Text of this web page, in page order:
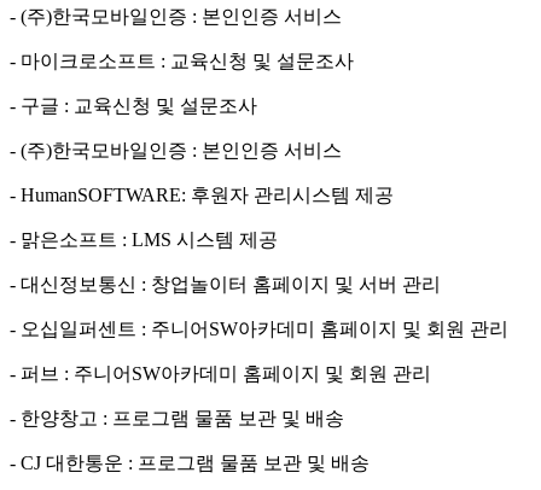
- (주)한국모바일인증 : 본인인증 서비스
- 마이크로소프트 : 교육신청 및 설문조사
- 구글 : 교육신청 및 설문조사
- (주)한국모바일인증 : 본인인증 서비스
- HumanSOFTWARE: 후원자 관리시스템 제공
- 맑은소프트 : LMS 시스템 제공
- 대신정보통신 : 창업놀이터 홈페이지 및 서버 관리
- 오십일퍼센트 : 주니어SW아카데미 홈페이지 및 회원 관리
- 퍼브 : 주니어SW아카데미 홈페이지 및 회원 관리
- 한양창고 : 프로그램 물품 보관 및 배송
- CJ 대한통운 : 프로그램 물품 보관 및 배송